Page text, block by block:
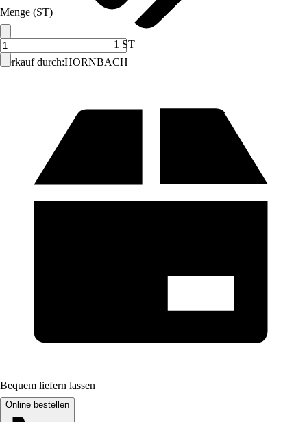
Verkauf durch:HORNBACH
Menge (ST)
1 ST
Bequem liefern lassen
Online bestellen